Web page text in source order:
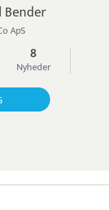
Bender
ApS
8
Nyheder